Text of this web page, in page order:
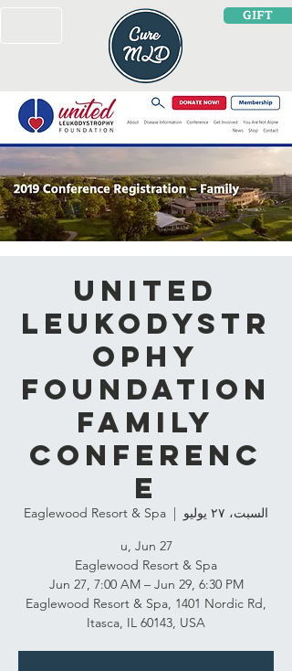
GIFT
United
Leukodystr
ophy
Foundation
Family
Conferenc
e
السبت، ٢٧ يوليو
  |
Eaglewood Resort & Spa
Eaglewood Resort & Spa, 1401 Nordic Rd,
Itasca, IL 60143, USA